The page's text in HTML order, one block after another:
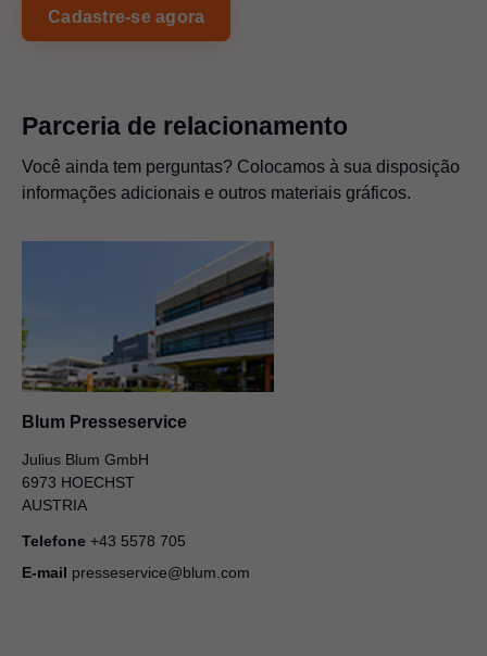
REVEGO da Blum
Expansão do sortimento: a Blum apresenta
ZIP| 3 MB|05-08-2025
Economia circular em foco
05-08-2025
Nova oferta completa: Blum Beyond
Components
ZIP|6 MB|05-08-2025
ZIP|6 MB|05-08-2025
Cadastre-se agora
Parceria de relacionamento
Você ainda tem perguntas? Colocamos à sua disposição
informações adicionais e outros materiais gráficos.
Blum Presseservice
Julius Blum GmbH
6973 HOECHST
AUSTRIA
Telefone +43 5578 705
E-mail presseservice@blum.com